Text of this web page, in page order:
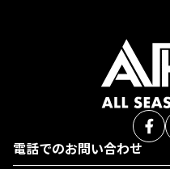
電話でのお問い合わせ